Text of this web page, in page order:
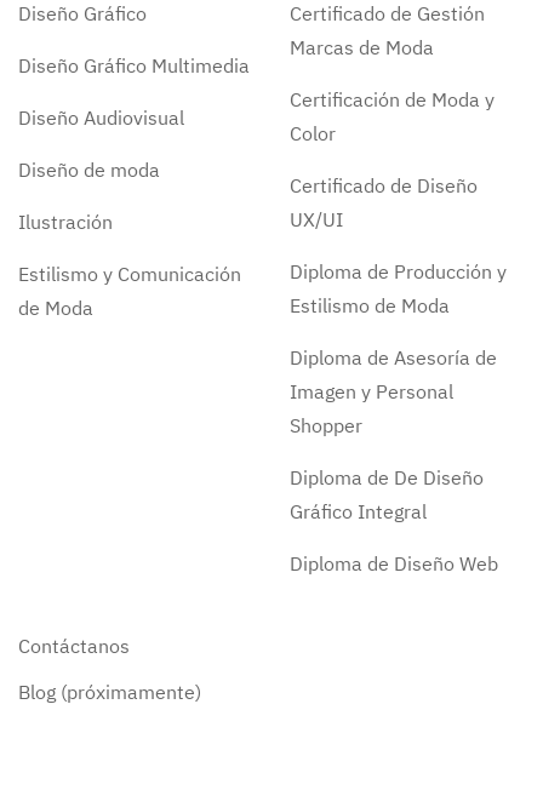
Diseño Gráfico
Diseño Gráfico Multimedia
Diseño Audiovisual
Diseño de moda
Ilustración
Estilismo y Comunicación
de Moda
Certificado de Gestión
Marcas de Moda
Certificación de Moda y
Color
Certificado de Diseño
UX/UI
Diploma de Producción y
Estilismo de Moda
Diploma de Asesoría de
Imagen y Personal
Shopper
Diploma de De Diseño
Gráfico Integral
Diploma de Diseño Web
Contáctanos
Blog (próximamente)